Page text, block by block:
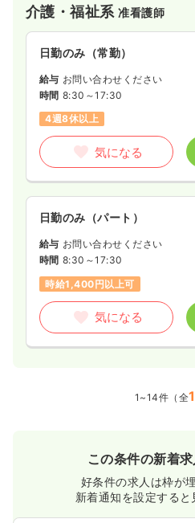
介護・福祉系准看護師
日勤のみ（常勤）
給与 お問い合わせください
時間 8:30～17:30
4週8休以上
気になる
日勤のみ（パート）
給与 お問い合わせください
時間 8:30～17:30
時給1,400円以上可
気になる
1~14件（全
この条件の新着
好条件の求人は枠が
新着通知を設定する